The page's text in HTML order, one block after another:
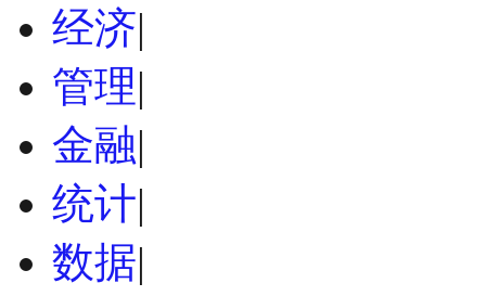
经济|
管理|
金融|
统计|
数据|